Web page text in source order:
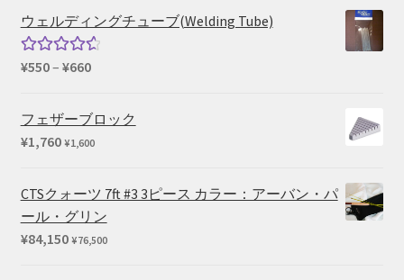
ウェルディングチューブ(Welding Tube)
5段階中
¥550– ¥660価
帯:
フェザーブロック
¥1,760 ¥1,600
CTSクォーツ 7ft #3 3ピース カラー：アーバン・パ
ール・グリン
¥84,150 ¥76,500